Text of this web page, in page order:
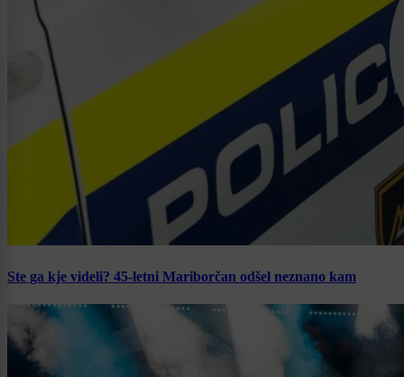
Ste ga kje videli? 45-letni Mariborčan odšel neznano kam